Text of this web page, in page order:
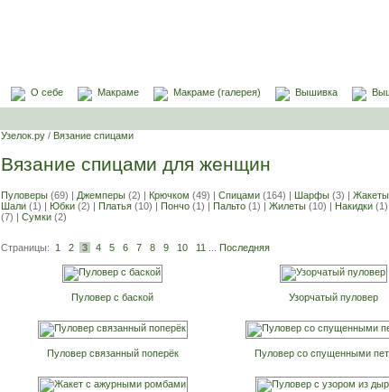
О себе
Макраме Макраме (галерея) Вышивка
Узелок.ру / Вязание спицами
Вязание спицами для женщин
Пуловеры (69) | Джемперы (2) | Крючком (49) | Спицами (164) | Шарфы (3) | Жакеты
Шали (1) | Юбки (2) | Платья (10) | Пончо (1) | Пальто (1) | Жилеты (10) | Накидки (1)
(7) | Сумки (2)
Страницы: 1 2 3 4 5 6 7 8 9 10 11 Последняя
Пуловер с баской Узорчатый пуловер
Пуловер связанный поперёк Пуловер со спущенными